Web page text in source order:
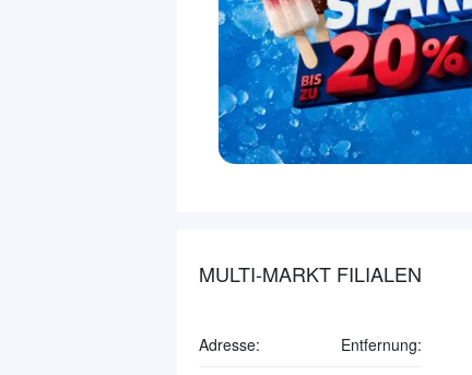
MULTI-MARKT FILIALEN
Adresse: Entfernung: